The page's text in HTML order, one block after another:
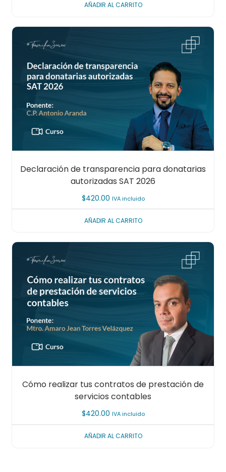
AÑADIR AL CARRITO
Declaración de transparencia para donatarias
autorizadas SAT 2026
$420.00 IVA incluido
AÑADIR AL CARRITO
Cómo realizar tus contratos de prestación de
servicios contables
$420.00 IVA incluido
AÑADIR AL CARRITO